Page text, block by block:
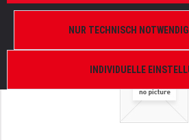
300 Plasma Spot, Robin 600E
INDIVIDUELLE
NUR TECHNISCH